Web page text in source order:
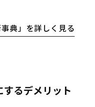
典」を詳しく見る
るデメリット